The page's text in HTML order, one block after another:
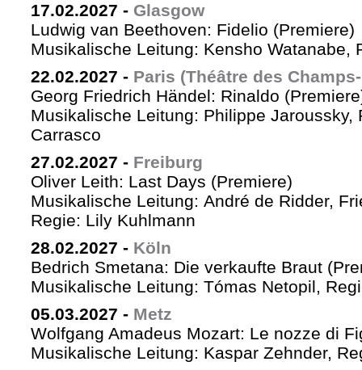
17.02.2027 - Glasgow
Ludwig van Beethoven: Fidelio (Premiere)
Musikalische Leitung: Kensho Watanabe,
22.02.2027 - Paris (Théâtre des
Georg Friedrich Händel: Rinaldo
Musikalische Leitung: Philippe Jaroussky,
Carrasco
27.02.2027 - Freiburg
Oliver Leith: Last Days (Premiere)
Musikalische Leitung: André de Ridder,
Regie: Lily Kuhlmann
28.02.2027 - Köln
Bedrich Smetana: Die verkaufte Braut
Musikalische Leitung: Tómas Netopil,
05.03.2027 - Metz
Wolfgang Amadeus Mozart: Le nozze di
Musikalische Leitung: Kaspar Zehnder,